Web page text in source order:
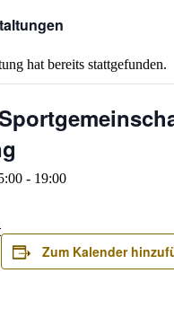
hat bereits stattgefunden.
- 19:00
Zum Kalender